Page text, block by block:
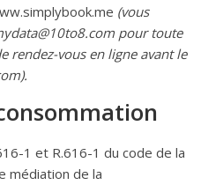
(vous
pour toute
rendez-vous en ligne avant le
1 et R.616-1 du code de la
médiation de la